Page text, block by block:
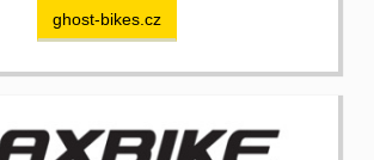
ghost-bikes.cz